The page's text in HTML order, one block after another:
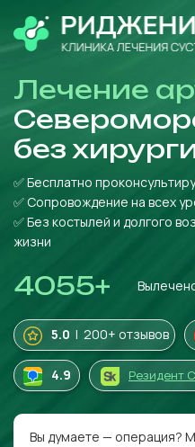
Лечение
без
✅ Бесплатно
✅ Сопровождение на всех
✅ Без костылей и долгого
жизни
4055+
5.0 | 200+ отзывов
4.9 Резидент
Вы думаете — операция?